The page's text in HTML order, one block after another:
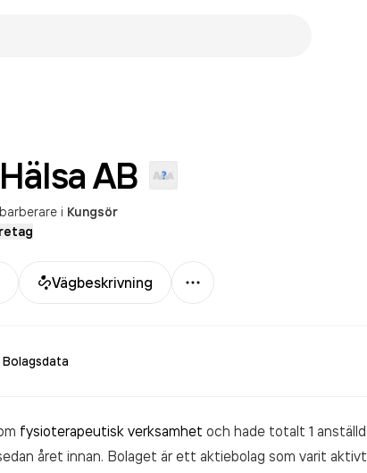
AB
i Kungsör
Vägbeskrivning
Mer
Bolagsdata
fysioterapeutisk verksamhet och hade totalt 1 anställd
året innan. Bolaget är ett aktiebolag som varit aktivt